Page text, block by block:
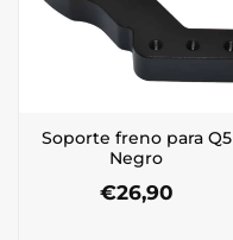
Soporte freno para Q5
Negro
€26,90